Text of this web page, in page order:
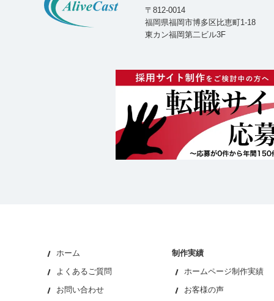
〒812-0014
福岡県福岡市博多区比恵町1-18
東カン福岡第二ビル3F
ホーム
よくあるご質問
お問い合わせ
制作実績
ホームページ制作実績
お客様の声